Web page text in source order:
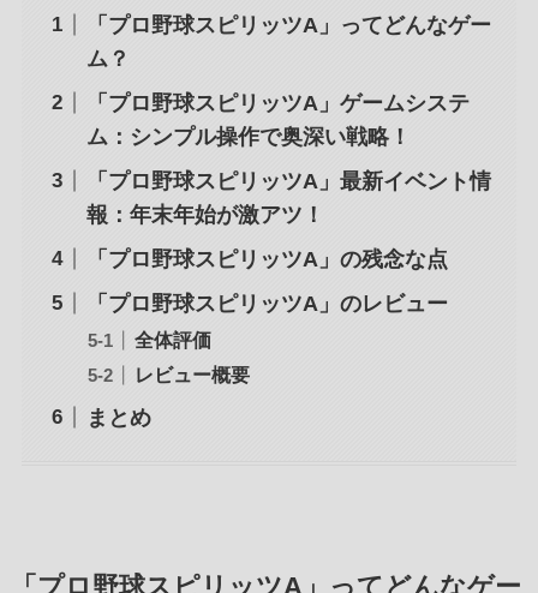
「プロ野球スピリッツA」ってどんなゲー
ム？
「プロ野球スピリッツA」ゲームシステ
ム：シンプル操作で奥深い戦略！
「プロ野球スピリッツA」最新イベント情
報：年末年始が激アツ！
「プロ野球スピリッツA」の残念な点
「プロ野球スピリッツA」のレビュー
全体評価
レビュー概要
まとめ
「プロ野球スピリッツA」ってどんなゲー